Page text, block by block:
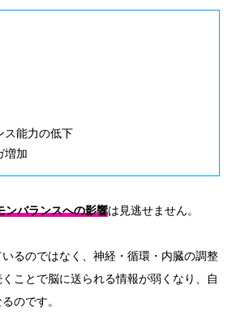
ス能力の低下
増加
バランスへの影響は見逃せません。
るのではなく、神経・循環・内臓の調整
ことで脳に送られる情報が弱くなり、自
のです。